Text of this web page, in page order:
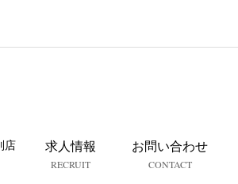
店 求人情報
RECRUIT
お問い合わせ
CONTACT